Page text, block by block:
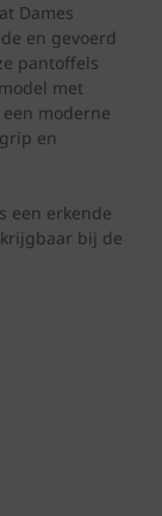
Dames
en gevoerd
pantoffels
met
moderne
en
een erkende
bij de